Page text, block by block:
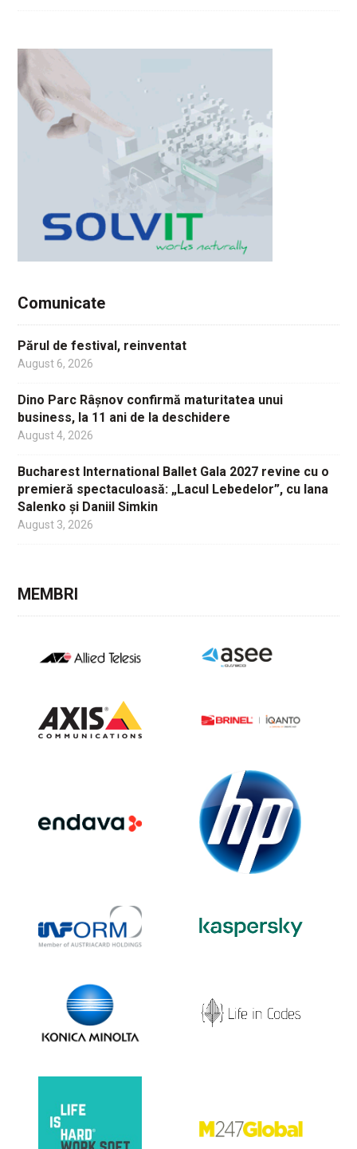
Comunicate
Părul de festival, reinventat
August 6, 2026
Dino Parc Râșnov confirmă maturitatea unui
business, la 11 ani de la deschidere
August 4, 2026
Bucharest International Ballet Gala 2027 revine cu o
premieră spectaculoasă: „Lacul Lebedelor”, cu Iana
Salenko și Daniil Simkin
August 3, 2026
MEMBRI